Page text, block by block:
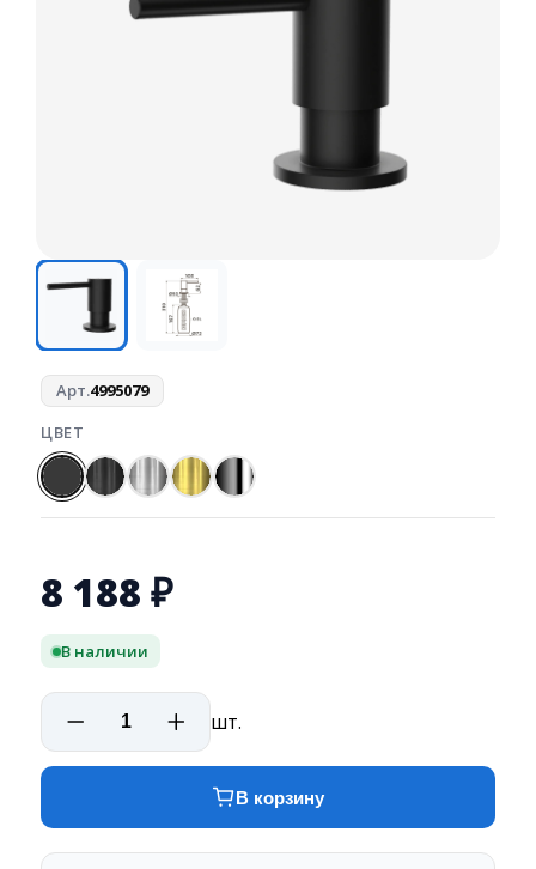
Арт.4995079
ЦВЕТ
8 188 ₽
В наличии
шт.
В корзину